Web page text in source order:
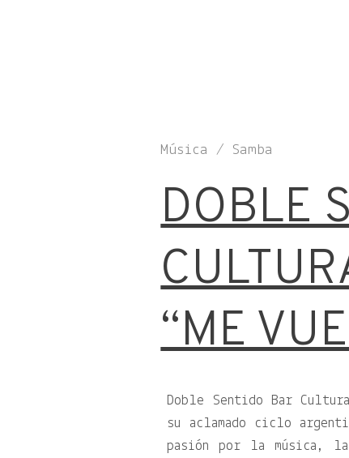
Música / Samba
DOBLE
“ME
Doble Sentido Bar
su aclamado ciclo
pasión por la música,